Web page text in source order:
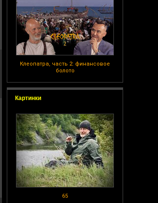
Клеопатра, часть 2: финансовое
болото
Картинки
65